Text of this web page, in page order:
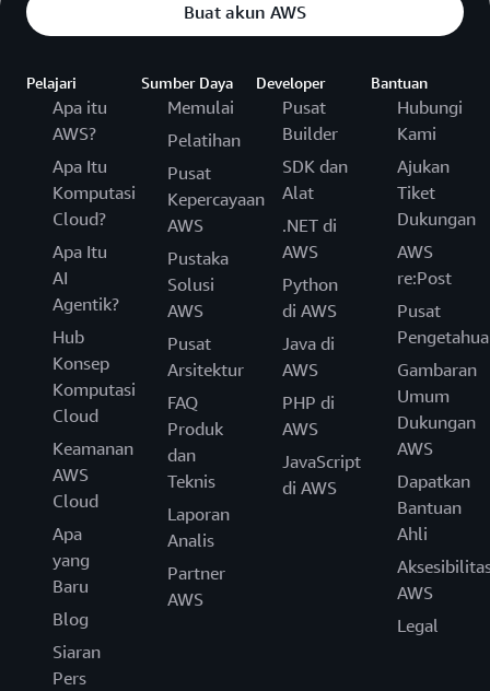
Buat akun AWS
Pelajari
Apa itu
AWS?
Apa Itu
Komputasi
Cloud?
Apa Itu
AI
Agentik?
Hub
Konsep
Komputasi
Cloud
Keamanan
AWS
Cloud
Apa
yang
Baru
Blog
Siaran
Pers
Sumber Daya
Memulai
Pelatihan
Pusat
Kepercayaan
AWS
Pustaka
Solusi
AWS
Pusat
Arsitektur
FAQ
Produk
dan
Teknis
Laporan
Analis
Partner
AWS
Developer
Pusat
Builder
SDK dan
Alat
.NET di
AWS
Python
di AWS
Java di
AWS
PHP di
AWS
JavaScript
di AWS
Bantuan
Hubungi
Kami
Ajukan
Tiket
Dukungan
AWS
re:Post
Pusat
Gambaran
Umum
Dukungan
AWS
Dapatkan
Bantuan
Ahli
AWS
Legal